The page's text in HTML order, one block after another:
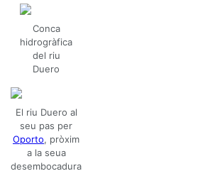
Conca
hidrogràfica
del riu
Duero
El riu Duero al
seu pas per
Oporto, pròxim
a la seua
desembocadura